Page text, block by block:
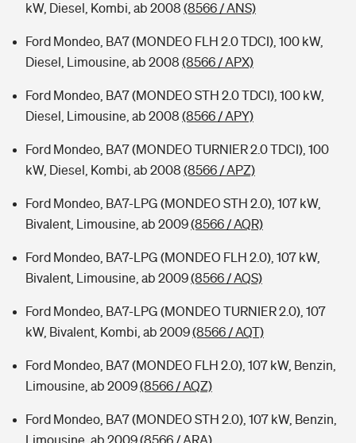
kW, Diesel, Kombi, ab 2008 (8566 / ANS)
Ford Mondeo, BA7 (MONDEO FLH 2.0 TDCI), 100 kW,
Diesel, Limousine, ab 2008 (8566 / APX)
Ford Mondeo, BA7 (MONDEO STH 2.0 TDCI), 100 kW,
Diesel, Limousine, ab 2008 (8566 / APY)
Ford Mondeo, BA7 (MONDEO TURNIER 2.0 TDCI), 100
kW, Diesel, Kombi, ab 2008 (8566 / APZ)
Ford Mondeo, BA7-LPG (MONDEO STH 2.0), 107 kW,
Bivalent, Limousine, ab 2009(8566 / AQR)
Ford Mondeo, BA7-LPG (MONDEO FLH 2.0), 107 kW,
Bivalent, Limousine, ab 2009(8566 / AQS)
Ford Mondeo, BA7-LPG (MONDEO TURNIER 2.0), 107
kW, Bivalent, Kombi, ab 2009(8566 / AQT)
Ford Mondeo, BA7 (MONDEO FLH 2.0), 107 kW, Benzin,
Limousine, ab 2009(8566 / AQZ)
Ford Mondeo, BA7 (MONDEO STH 2.0), 107 kW, Benzin,
Limousine, ab 2009(8566 / ARA)